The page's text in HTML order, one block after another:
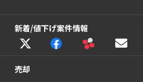
新着/値下げ案件情報
売却